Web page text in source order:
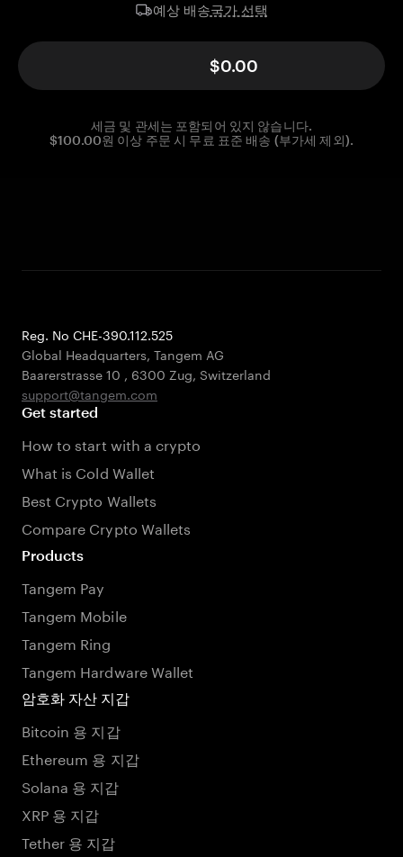
예상 배송국가 선택
$0.00
세금 및 관세는 포함되어 있지 않습니다.
$100.00원 이상 주문 시 무료 표준 배송 (부가세 제외).
Reg. No CHE-390.112.525
Global Headquarters, Tangem AG
Baarerstrasse 10 , 6300 Zug, Switzerland
support@tangem.com
Get started
How to start with a crypto
What is Cold Wallet
Best Crypto Wallets
Compare Crypto Wallets
Products
Tangem Pay
Tangem Mobile
Tangem Ring
Tangem Hardware Wallet
암호화 자산 지갑
Bitcoin 용 지갑
Ethereum 용 지갑
Solana 용 지갑
XRP 용 지갑
Tether 용 지갑